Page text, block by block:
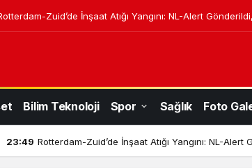
Zuid’de İnşaat Atığı Yangını: NL-Alert
Bilim Teknoloji Spor Sağlık Foto
23:49 Rotterdam-Zuid’de İnşaat Atığı Yangını: NL-